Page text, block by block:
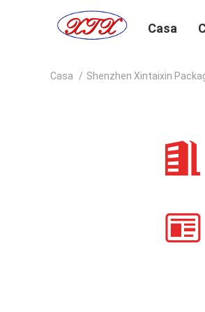
Casa
Casa / Shenzhen Xintaixin